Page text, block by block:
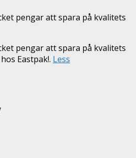
pengar att spara på kvalitets
pengar att spara på kvalitets
Eastpak!. Less